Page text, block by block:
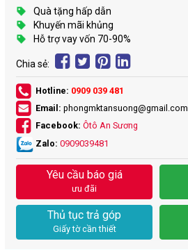
Quà tặng hấp dẫn
Khuyến mãi khủng
Hỗ trợ vay vốn 70-90%
Chia sẻ:
Hotline: 0909 039 481
Email: phongmktansuong@gmail.com
Facebook: Ôtô An Sương
Zalo: 0909039481
Yêu cầu báo giá
ưu đãi
Thủ tục trả góp
Giấy tờ cần thiết